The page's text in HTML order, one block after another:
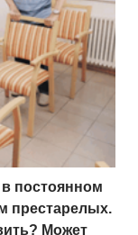
постоянном
престарелых.
Может